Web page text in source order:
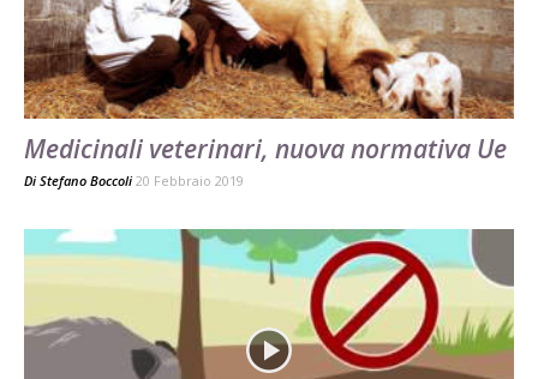
Medicinali veterinari, nuova normativa Ue
Di Stefano Boccoli 20 Febbraio 2019